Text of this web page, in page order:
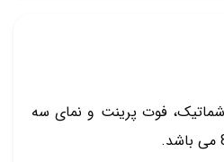
فوت پرینت و نمای سه